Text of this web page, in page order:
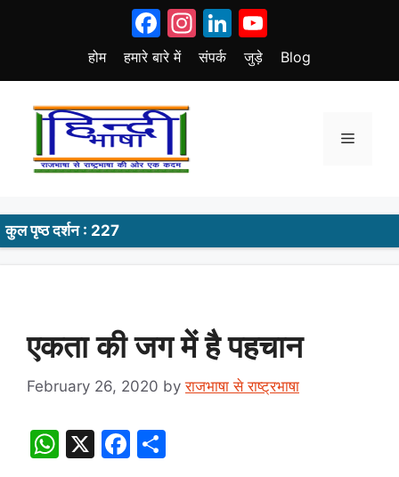
Facebook
Instagram
LinkedIn
होम हमारे बारे में संपर्क जुड़े Blog
Menu
कुल पृष्ठ दर्शन : 227
एकता की जग में है पहचान
February 26, 2020 byराजभाषा से राष्ट्रभाषा
W X
F